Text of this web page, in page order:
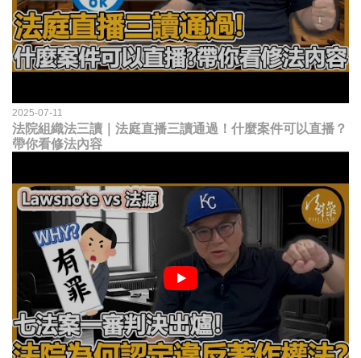
2025-07-11
法院組織法三讀｜法庭直播三讀通過！什麼案件可以直播？
帶你看修法內容